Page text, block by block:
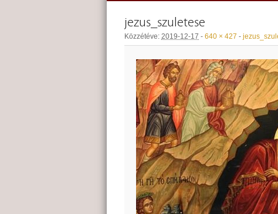
jezus_szuletese
Közzétéve: 2019-12-17 - 640 × 427 -